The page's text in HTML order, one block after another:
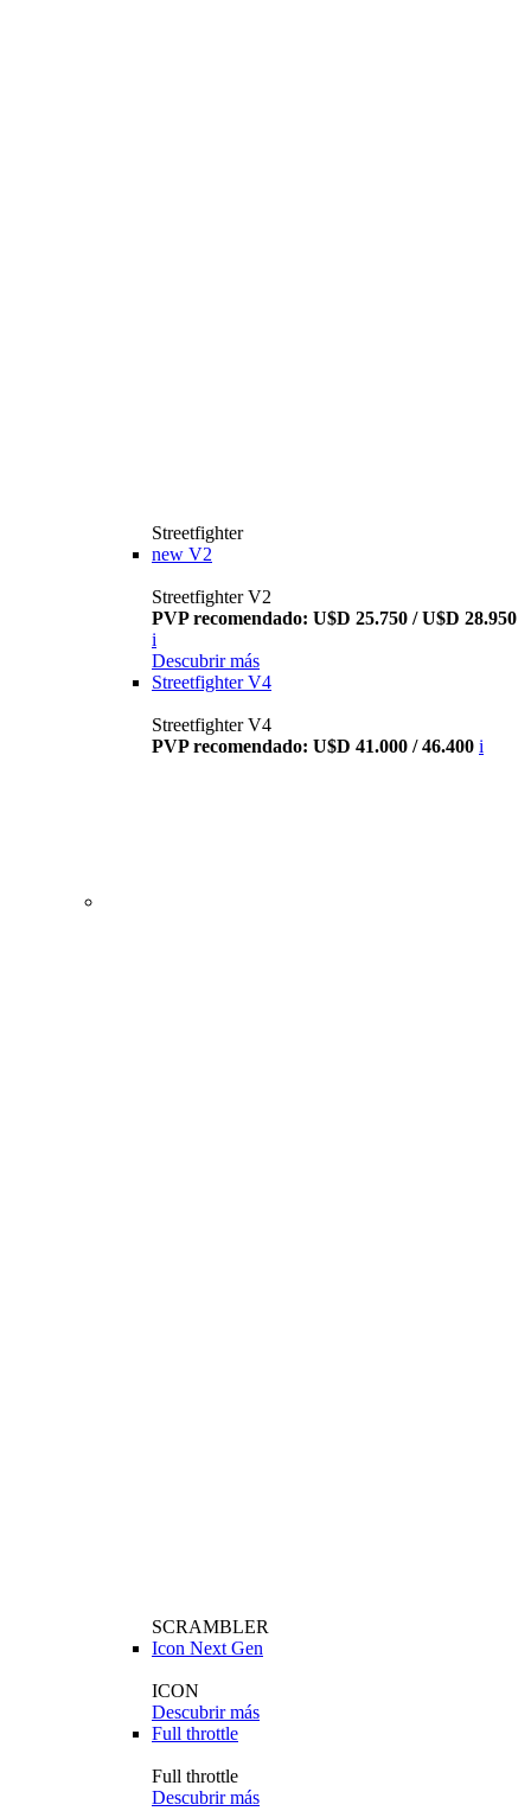
Streetfighter
new V2
Streetfighter V2
PVP recomendado: U$D 25.750 / U$D 28.950
i
Descubrir más
Streetfighter V4
Streetfighter V4
PVP recomendado: U$D 41.000 / 46.400 i
SCRAMBLER
Icon Next Gen
ICON
Descubrir más
Full throttle
Full throttle
Descubrir más